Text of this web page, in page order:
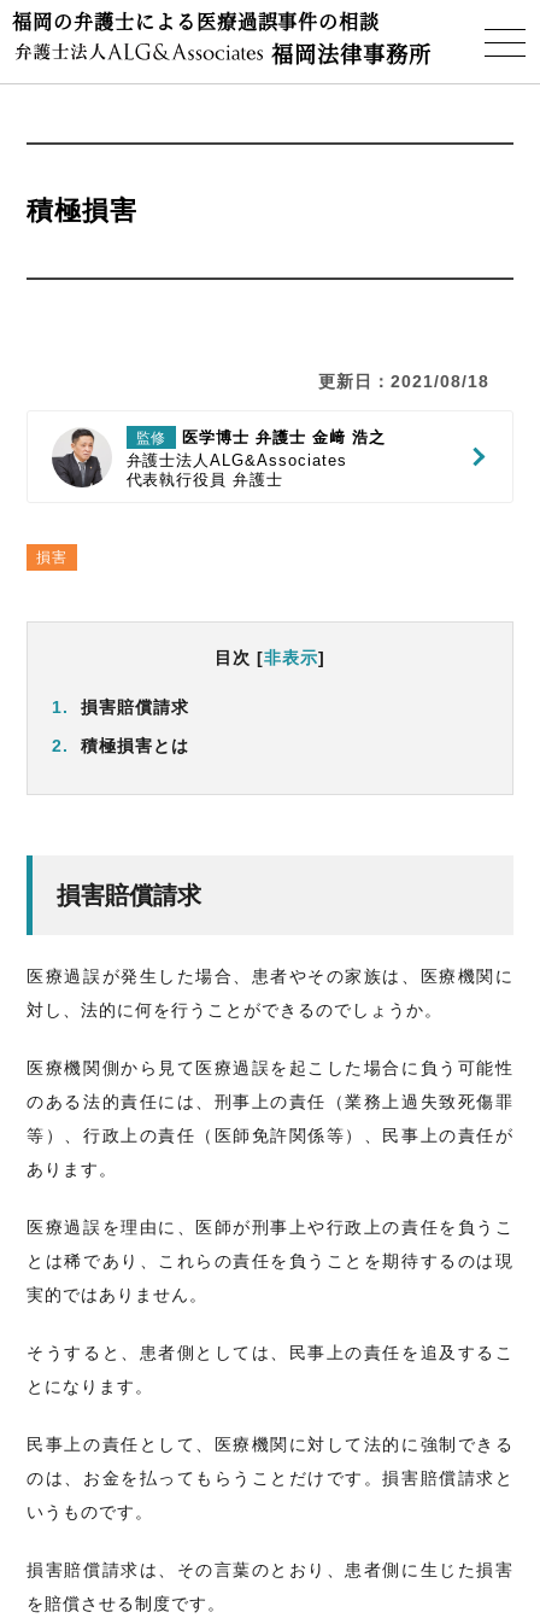
福岡の弁護士による医療過誤事件の相談
福岡法律事務所
積極損害
更新日：2021/08/18
監修
医学博士 弁護士 金﨑 浩之
弁護士法人ALG&Associates
代表執行役員弁護士
損害
目次 [非表示]
1.
損害賠償請求
2.
積極損害とは
損害賠償請求
医療過誤が発生した場合、患者やその家族は、医療機関に
対し、法的に何を行うことができるのでしょうか。
医療機関側から見て医療過誤を起こした場合に負う可能性
のある法的責任には、刑事上の責任（業務上過失致死傷罪
等）、行政上の責任（医師免許関係等）、民事上の責任が
あります。
医療過誤を理由に、医師が刑事上や行政上の責任を負うこ
とは稀であり、これらの責任を負うことを期待するのは現
実的ではありません。
そうすると、患者側としては、民事上の責任を追及するこ
とになります。
民事上の責任として、医療機関に対して法的に強制できる
のは、お金を払ってもらうことだけです。損害賠償請求と
いうものです。
損害賠償請求は、その言葉のとおり、患者側に生じた損害
を賠償させる制度です。